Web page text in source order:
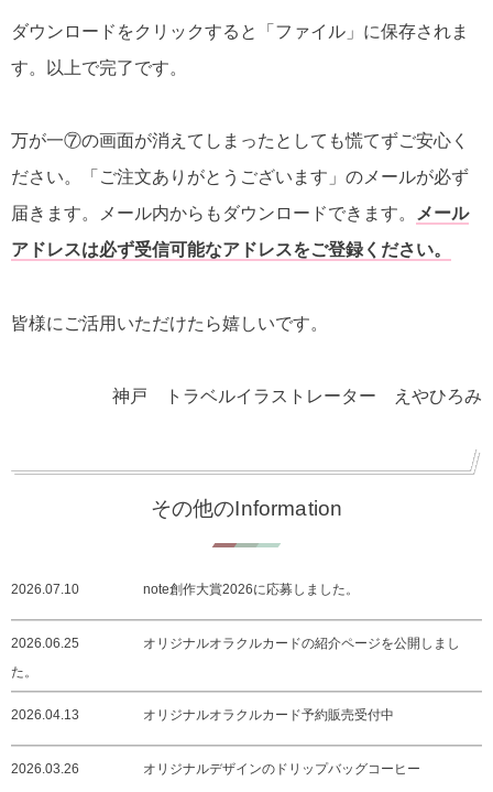
ダウンロードをクリックすると「ファイル」に保存されま
す。以上で完了です。
万が一⑦の画面が消えてしまったとしても慌てずご安心く
ださい。「ご注文ありがとうございます」のメールが必ず
届きます。メール内からもダウンロードできます。
メール
アドレスは必ず受信可能なアドレスをご登録ください。
皆様にご活用いただけたら嬉しいです。
神戸 トラベルイラストレーター えやひろみ
その他のInformation
2026.07.10 note創作大賞2026に応募しました。
2026.06.25
オリジナルオラクルカードの紹介ページを公開しまし
た。
2026.04.13 オリジナルオラクルカード予約販売受付中
2026.03.26 オリジナルデザインのドリップバッグコーヒー